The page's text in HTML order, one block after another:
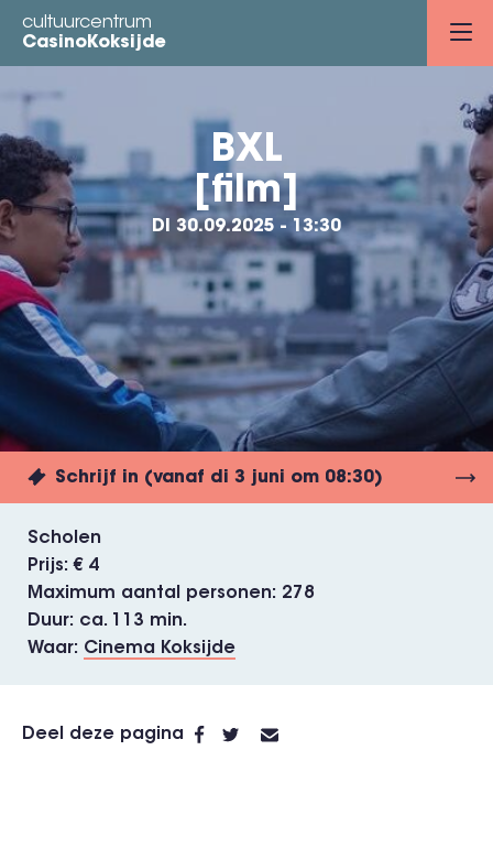
Overslaan
naar
de
inhoud
gaan
cultuurcentrum
CasinoKoksijde
BXL
[film]
DI 30.09.2025 - 13:30
Schrijf in (vanaf di 3 juni om 08:30)
Scholen
Prijs
€ 4
Maximum aantal personen
278
Duur
ca. 113 min.
Waar
Cinema Koksijde
Deel deze pagina